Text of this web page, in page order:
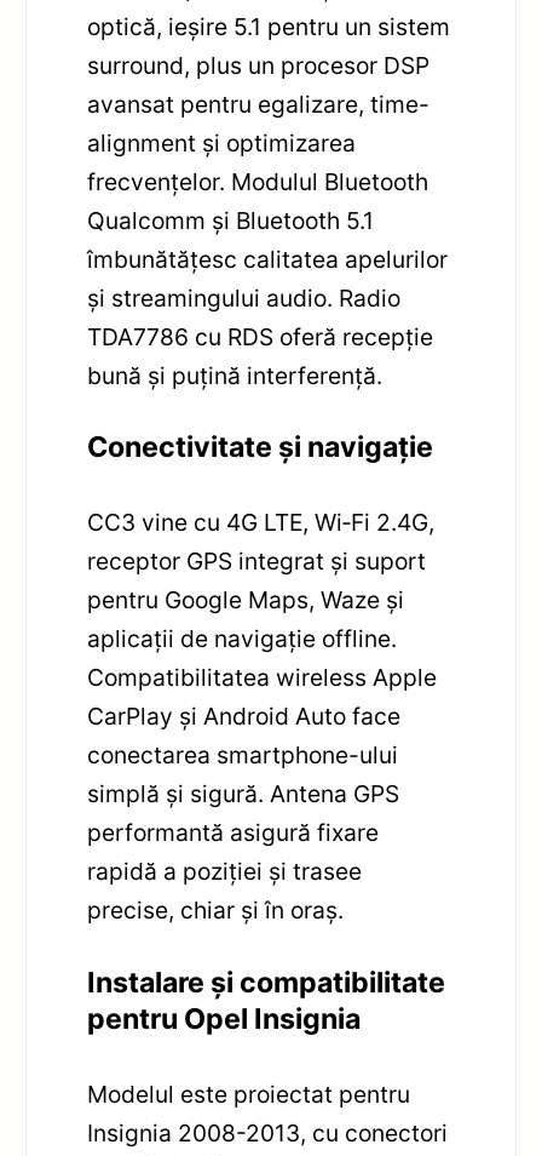
optică, ieșire 5.1 pentru un sistem
surround, plus un procesor DSP
avansat pentru egalizare, time-
alignment și optimizarea
frecvențelor. Modulul Bluetooth
Qualcomm și Bluetooth 5.1
îmbunătățesc calitatea apelurilor
și streamingului audio. Radio
TDA7786 cu RDS oferă recepție
bună și puțină interferență.
Conectivitate și navigație
CC3 vine cu 4G LTE, Wi‑Fi 2.4G,
receptor GPS integrat și suport
pentru Google Maps, Waze și
aplicații de navigație offline.
Compatibilitatea wireless Apple
CarPlay și Android Auto face
conectarea smartphone-ului
simplă și sigură. Antena GPS
performantă asigură fixare
rapidă a poziției și trasee
precise, chiar și în oraș.
Instalare și compatibilitate
pentru Opel Insignia
Modelul este proiectat pentru
Insignia 2008-2013, cu conectori